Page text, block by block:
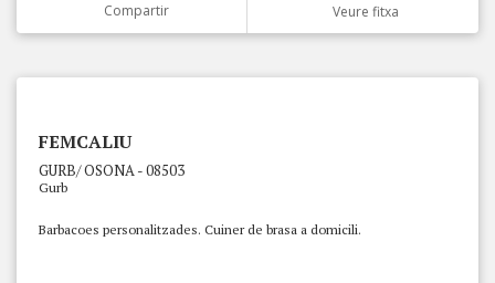
Compartir Veure fitxa
FEMCALIU
GURB/ OSONA - 08503
Gurb
Barbacoes personalitzades. Cuiner de brasa a domicili.